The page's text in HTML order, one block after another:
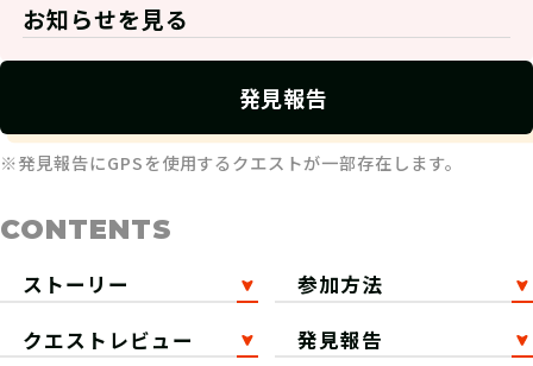
お知らせを見る
発見報告
※発見報告にGPSを使用するクエストが一部存在します。
CONTENTS
ストーリー
参加方法
クエストレビュー
発見報告